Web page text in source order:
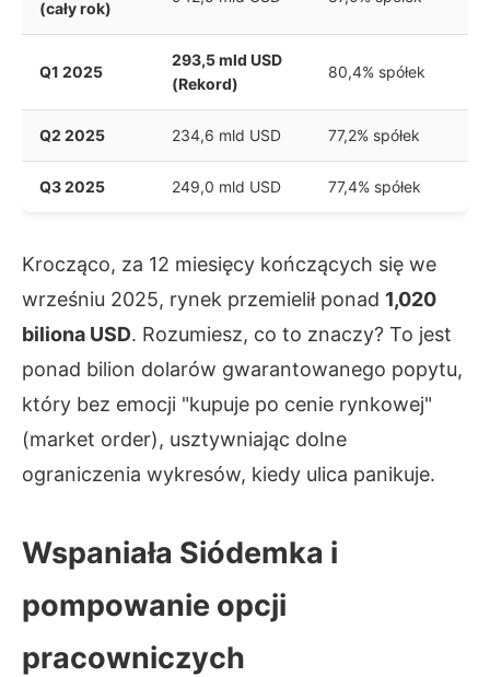
(cały rok)
Q1 2025
293,5 mld USD
(Rekord)
80,4% spółek
Q2 2025 234,6 mld USD 77,2% spółek
Q3 2025 249,0 mld USD 77,4% spółek
Krocząco, za 12 miesięcy kończących się we
wrześniu 2025, rynek przemielił ponad 1,020
biliona USD. Rozumiesz, co to znaczy? To jest
ponad bilion dolarów gwarantowanego popytu,
który bez emocji "kupuje po cenie rynkowej"
(market order), usztywniając dolne
ograniczenia wykresów, kiedy ulica panikuje.
Wspaniała Siódemka i
pompowanie opcji
pracowniczych